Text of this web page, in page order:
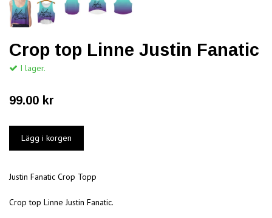
Crop top Linne Justin Fanatic
I lager.
99.00 kr
Justin Fanatic Crop Topp
Crop top Linne Justin Fanatic.